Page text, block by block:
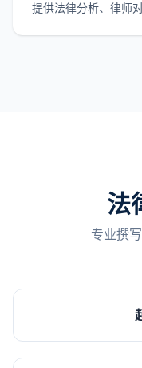
提供法律分析、律师
法
专业撰